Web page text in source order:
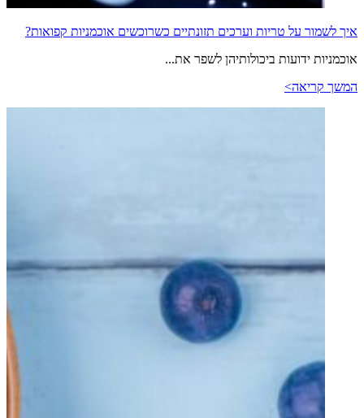
איך לשמור על טריות וערכים תזונתיים כשרוכשים אוכמניות קפואות?
אוכמניות ידועות ביכולותיהן לשפר את...
המשך קריאה>